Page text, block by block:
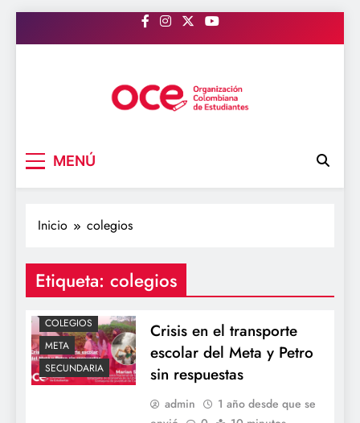
al
MENÚ
Inicio colegios
Etiqueta: colegios
ACTUALIDAD
COLEGIOS
META
SECUNDARIA
Crisis en el transporte
escolar del Meta y Petro
sin respuestas
admin
1 año desde que se